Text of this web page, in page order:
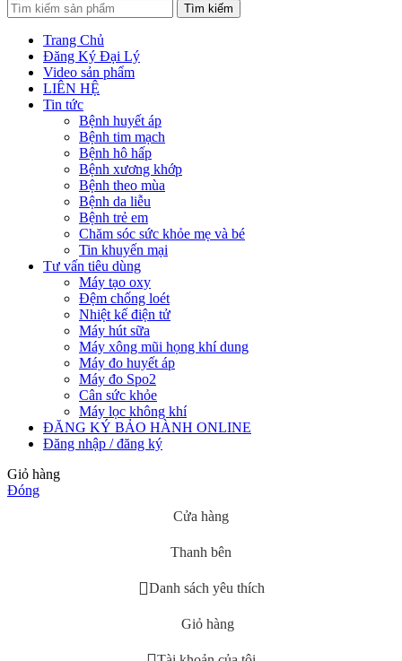
Tìm kiếm
Trang Chủ
Đăng Ký Đại Lý
Video sản phẩm
LIÊN HỆ
Tin tức
Bệnh huyết áp
Bệnh tim mạch
Bệnh hô hấp
Bệnh xương khớp
Bệnh theo mùa
Bệnh da liễu
Bệnh trẻ em
Chăm sóc sức khỏe mẹ và bé
Tin khuyến mại
Tư vấn tiêu dùng
Máy tạo oxy
Đệm chống loét
Nhiệt kế điện tử
Máy hút sữa
Máy xông mũi họng khí dung
Máy đo huyết áp
Máy đo Spo2
Cân sức khỏe
Máy lọc không khí
ĐĂNG KÝ BẢO HÀNH ONLINE
Đăng nhập / đăng ký
Giỏ hàng
Đóng
Cửa hàng
Thanh bên
Danh sách yêu thích
Giỏ hàng